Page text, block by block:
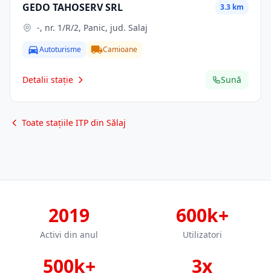
GEDO TAHOSERV SRL 3.3 km
-, nr. 1/R/2, Panic, jud. Salaj
Autoturisme Camioane
Detalii stație Sună
Toate stațiile ITP din Sălaj
2019
Activi din anul
600k+
Utilizatori
500k+ 3x